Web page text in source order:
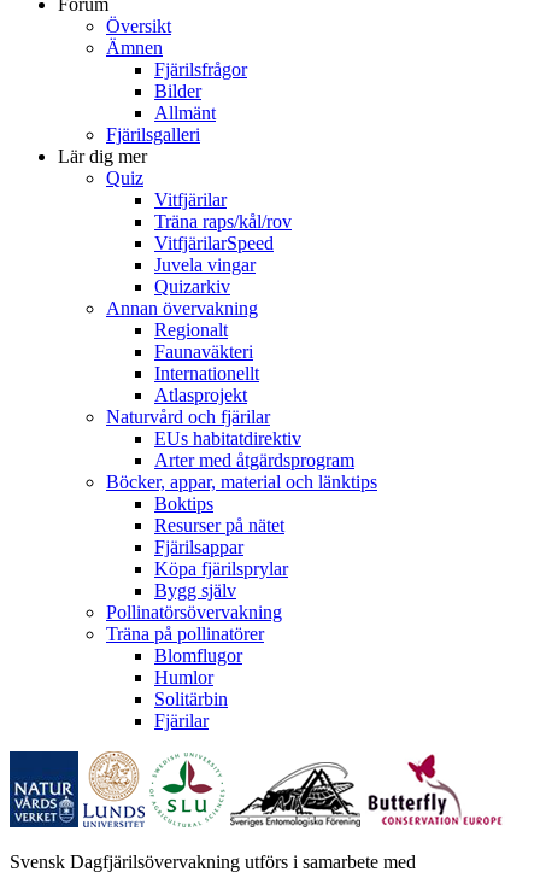
Översikt
Ämnen
Fjärilsfrågor
Bilder
Allmänt
Fjärilsgalleri
Lär dig mer
Quiz
Vitfjärilar
Träna raps/kål/rov
VitfjärilarSpeed
Juvela vingar
Quizarkiv
Annan övervakning
Regionalt
Faunaväkteri
Internationellt
Atlasprojekt
Naturvård och fjärilar
EUs habitatdirektiv
Arter med åtgärdsprogram
Böcker, appar, material och länktips
Boktips
Resurser på nätet
Fjärilsappar
Köpa fjärilsprylar
Bygg själv
Pollinatörsövervakning
Träna på pollinatörer
Blomflugor
Humlor
Solitärbin
Fjärilar
Svensk Dagfjärilsövervakning utförs i samarbete med